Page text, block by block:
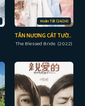
Hoàn Tất (24/24)
TÂN NƯƠNG CÁT TƯỜNG
The Blessed Bride (2022)